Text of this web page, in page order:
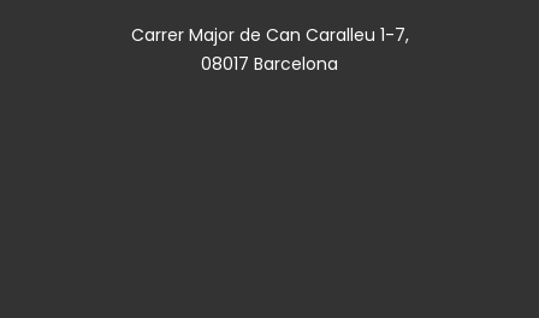
Carrer Major de Can Caralleu 1-7,
08017 Barcelona